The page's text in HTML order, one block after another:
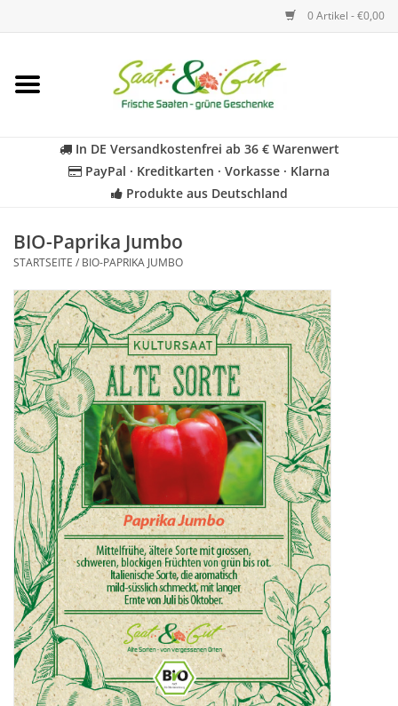
0 Artikel - €0,00
Startseite
Kräuter
Für Kinder
Geschenkideen
Katalog
In DE Versandkostenfrei ab 36 € Warenwert
PayPal · Kreditkarten · Vorkasse · Klarna
Produkte aus Deutschland
BIO-Paprika Jumbo
STARTSEITE / BIO-PAPRIKA JUMBO